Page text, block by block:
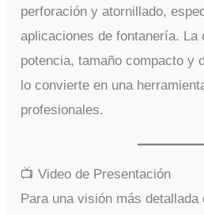
perforación y atornillado,
aplicaciones de fontanería. La
potencia, tamaño compacto y
lo convierte en una
profesionales.
📺 Video de Presentación
Para una visión más detallada